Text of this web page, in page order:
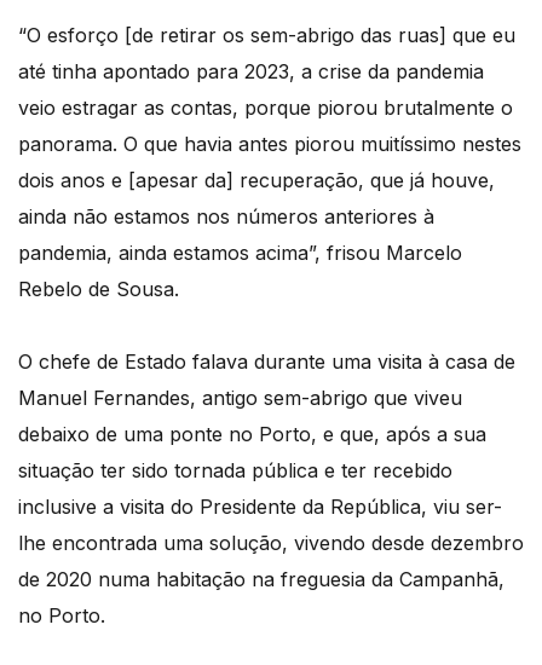
“O esforço [de retirar os sem-abrigo das ruas] que eu
até tinha apontado para 2023, a crise da pandemia
veio estragar as contas, porque piorou brutalmente o
panorama. O que havia antes piorou muitíssimo nestes
dois anos e [apesar da] recuperação, que já houve,
ainda não estamos nos números anteriores à
pandemia, ainda estamos acima”, frisou Marcelo
Rebelo de Sousa.
O chefe de Estado falava durante uma visita à casa de
Manuel Fernandes, antigo sem-abrigo que viveu
debaixo de uma ponte no Porto, e que, após a sua
situação ter sido tornada pública e ter recebido
inclusive a visita do Presidente da República, viu ser-
lhe encontrada uma solução, vivendo desde dezembro
de 2020 numa habitação na freguesia da Campanhã,
no Porto.